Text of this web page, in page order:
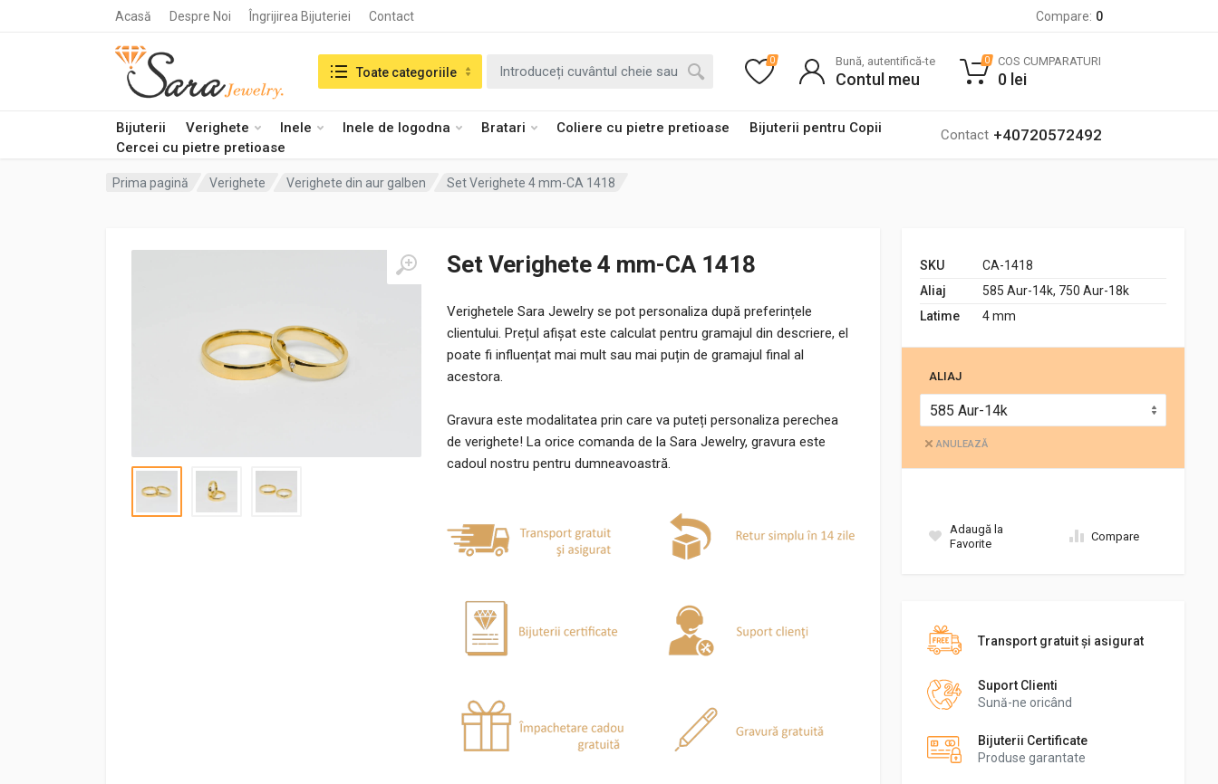
Acasă Despre Noi Îngrijirea Bijuteriei Contact Compare: 0
Bijuterii Verighete Inele Inele de logodna Bratari Coliere cu pietre pretioase
Bijuterii pentru Copii
Cercei cu pietre pretioase
Contact +40720572492
Search in:Toate categoriile
0 Bună, autentifică-te
Contul meu
0 COS CUMPARATURI
0 lei
Prima pagină Verighete Verighete din aur galben Set Verighete 4 mm-CA 1418
Set Verighete 4 mm-CA 1418
Verighetele Sara Jewelry se pot personaliza după preferințele
clientului. Prețul afișat este calculat pentru gramajul din descriere, el
poate fi influențat mai mult sau mai puțin de gramajul final al
acestora.
Gravura este modalitatea prin care va puteți personaliza perechea
de verighete! La orice comanda de la Sara Jewelry, gravura este
cadoul nostru pentru dumneavoastră.
SKU
CA-1418
Aliaj
585 Aur-14k, 750 Aur-18k
Latime
4 mm
ALIAJ
ANULEAZĂ
Adaugă la
Favorite
Compare
Transport gratuit şi asigurat
Suport Clienti
Sună-ne oricând
Bijuterii Certificate
Produse garantate